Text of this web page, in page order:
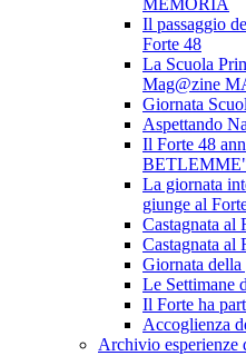
MEMORIA
Il passaggio
Forte 48
La Scuola
Mag@zine
Giornata
Aspettando
Il Forte 48
La giornata
giunge al
Castagnata al
Castagnata al
Giornata
Le Settimane
Il Forte ha
Accoglienza
Archivio esperienze